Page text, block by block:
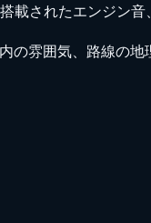
されたエンジン
雰囲気、路線の